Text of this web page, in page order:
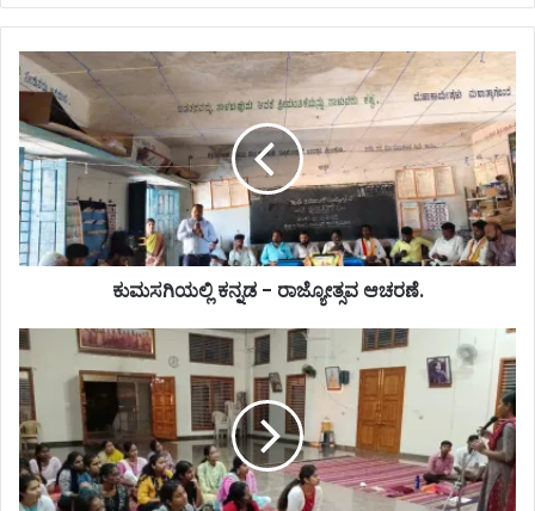
ಕುಮಸಗಿಯಲ್ಲಿ ಕನ್ನಡ - ರಾಜ್ಯೋತ್ಸವ ಆಚರಣೆ.